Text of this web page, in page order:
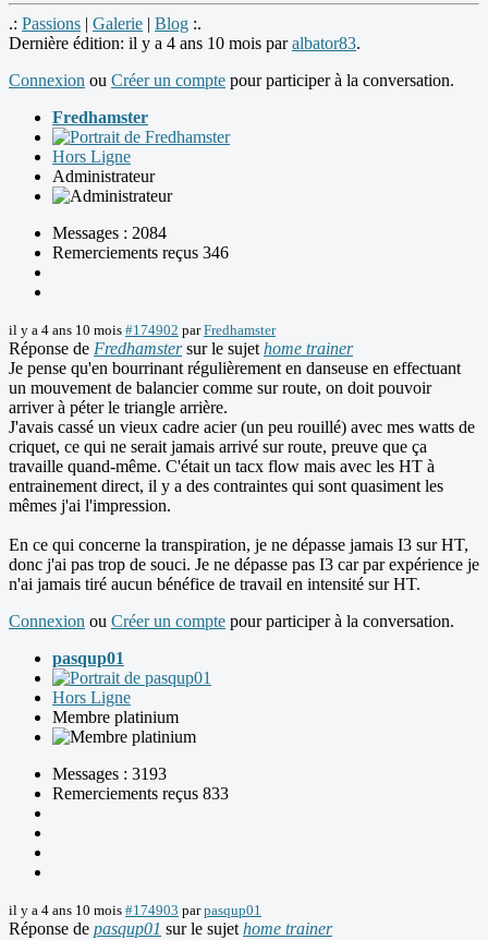
.: Passions | Galerie | Blog :.
Dernière édition: il y a 4 ans 10 mois paralbator83.
Connexion ou Créer un compte pour participer à la conversation.
Fredhamster
Hors Ligne
Administrateur
Messages : 2084
Remerciements reçus 346
il y a 4 ans 10 mois #174902 parFredhamster
Réponse de Fredhamstersur le sujet home trainer
Je pense qu'en bourrinant régulièrement en danseuse en effectuant
un mouvement de balancier comme sur route, on doit pouvoir
arriver à péter le triangle arrière.
J'avais cassé un vieux cadre acier (un peu rouillé) avec mes watts de
criquet, ce qui ne serait jamais arrivé sur route, preuve que ça
travaille quand-même. C'était un tacx flow mais avec les HT à
entrainement direct, il y a des contraintes qui sont quasiment les
mêmes j'ai l'impression.
En ce qui concerne la transpiration, je ne dépasse jamais I3 sur HT,
donc j'ai pas trop de souci. Je ne dépasse pas I3 car par expérience je
n'ai jamais tiré aucun bénéfice de travail en intensité sur HT.
Connexion ou Créer un compte pour participer à la conversation.
pasqup01
Hors Ligne
Membre platinium
Messages : 3193
Remerciements reçus 833
il y a 4 ans 10 mois #174903 parpasqup01
Réponse de pasqup01 sur le sujet home trainer